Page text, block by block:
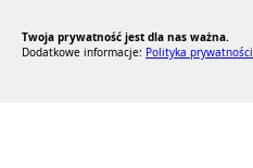
Twoja prywatność jest dla nas ważna.
Dodatkowe informacje: Polityka prywatności